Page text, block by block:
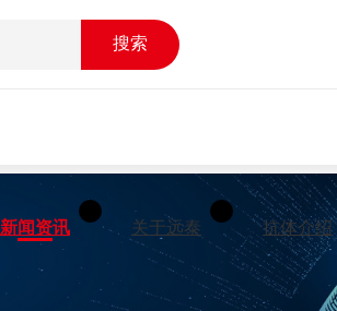
搜索
新闻资讯 关于远泰 抗体介绍